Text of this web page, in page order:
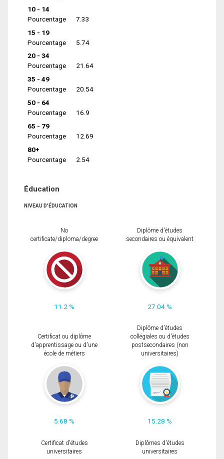
10 - 14
Pourcentage
7.33
15 - 19
Pourcentage
5.74
20 - 34
Pourcentage
21.64
35 - 49
Pourcentage
20.54
50 - 64
Pourcentage
16.9
65 - 79
Pourcentage
12.69
80+
Pourcentage
2.54
Éducation
NIVEAU D'ÉDUCATION
No
certificate/diploma/degree
11.2 %
Diplôme d'études
secondaires ou équivalent
27.04 %
Certificat ou diplôme
d'apprentissage ou d'une
école de métiers
5.68 %
Diplôme d'études
collégiales ou d'études
postsecondaires (non
universitaires)
15.28 %
Certificat d'études
universitaires
Diplômes d'études
universitaires